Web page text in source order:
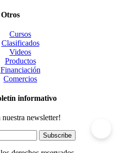
Otros
Cursos
Clasificados
Videos
Productos
Financiación
Comercios
informativo
nuestra newsletter!